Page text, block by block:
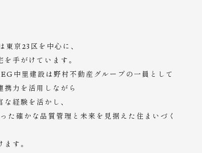
京23区を中心に、
手がけています。
中里建設は野村不動産グループの一員として
携力を活用しながら
経験を活かし、
た確かな品質管理と 未来を見据えた住まいづく
す。